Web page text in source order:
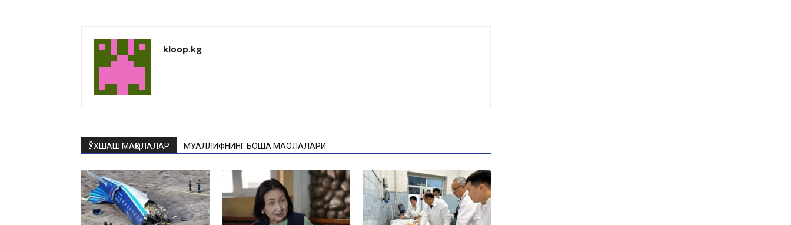
kloop.kg
ЎХШАШ МАҚОЛАЛАР МУАЛЛИФНИНГ БОШҚА МАҚОЛАЛАРИ